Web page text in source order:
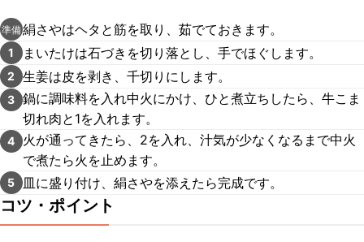
準備絹さやはヘタと筋を取り、茹でておきます。
1 まいたけは石づきを切り落とし、手でほぐします。
2 生姜は皮を剥き、千切りにします。
3 鍋に調味料を入れ中火にかけ、ひと煮立ちしたら、牛こま
切れ肉と1を入れます。
4
火が通ってきたら、2を入れ、汁気が少なくなるまで中火
で煮たら火を止めます。
5 皿に盛り付け、絹さやを添えたら完成です。
コツ・ポイント